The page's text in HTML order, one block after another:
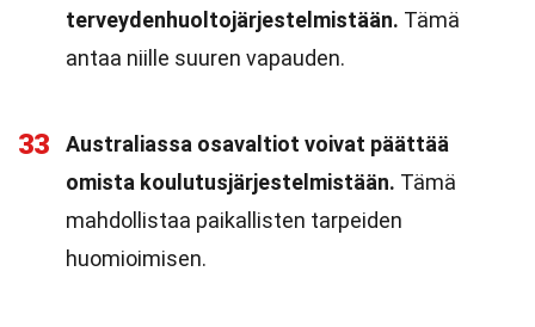
terveydenhuoltojärjestelmistään. Tämä
antaa niille suuren vapauden.
33
Australiassa osavaltiot voivat päättää
omista koulutusjärjestelmistään. Tämä
mahdollistaa paikallisten tarpeiden
huomioimisen.